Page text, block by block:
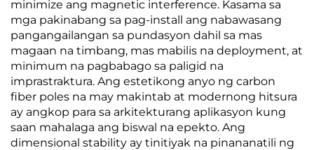
minimize ang magnetic interference. Kasama sa
mga pakinabang sa pag-install ang nabawasang
pangangailangan sa pundasyon dahil sa mas
magaan na timbang, mas mabilis na deployment, at
minimum na pagbabago sa paligid na
imprastraktura. Ang estetikong anyo ng carbon
fiber poles na may makintab at modernong hitsura
ay angkop para sa arkitekturang aplikasyon kung
saan mahalaga ang biswal na epekto. Ang
dimensional stability ay tinitiyak na pinananatili ng